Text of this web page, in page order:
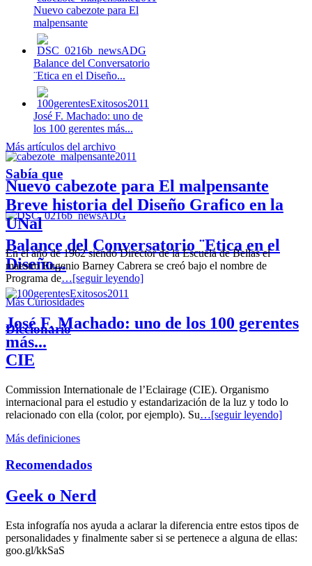
Nuevo cabezote para El
malpensante
Balance del Conversatorio
¨Etica en el Diseño...
José F. Machado: uno de
los 100 gerentes más...
Nuevo cabezote para El malpensante
Balance del Conversatorio ¨Etica en el
Diseño...
José F. Machado: uno de los 100 gerentes
más...
Más artículos del archivo
Sabía que
Breve historia del Diseño Grafico en la
UNal
En el año de 1962 siendo Director de la Escuela de Bellas el
maestro Eugenio Barney Cabrera se creó bajo el nombre de
Programa de…[seguir leyendo]
Más Curiosidades
Diccionario
CIE
Commission Internationale de l’Eclairage (CIE). Organismo
internacional para el estudio y estandarización de la luz y todo lo
relacionado con ella (color, por ejemplo). Su…[seguir leyendo]
Más definiciones
Recomendados
Geek o Nerd
Esta infografía nos ayuda a aclarar la diferencia entre estos tipos de
personalidades y finalmente saber si se pertenece a alguna de ellas:
goo.gl/kkSaS